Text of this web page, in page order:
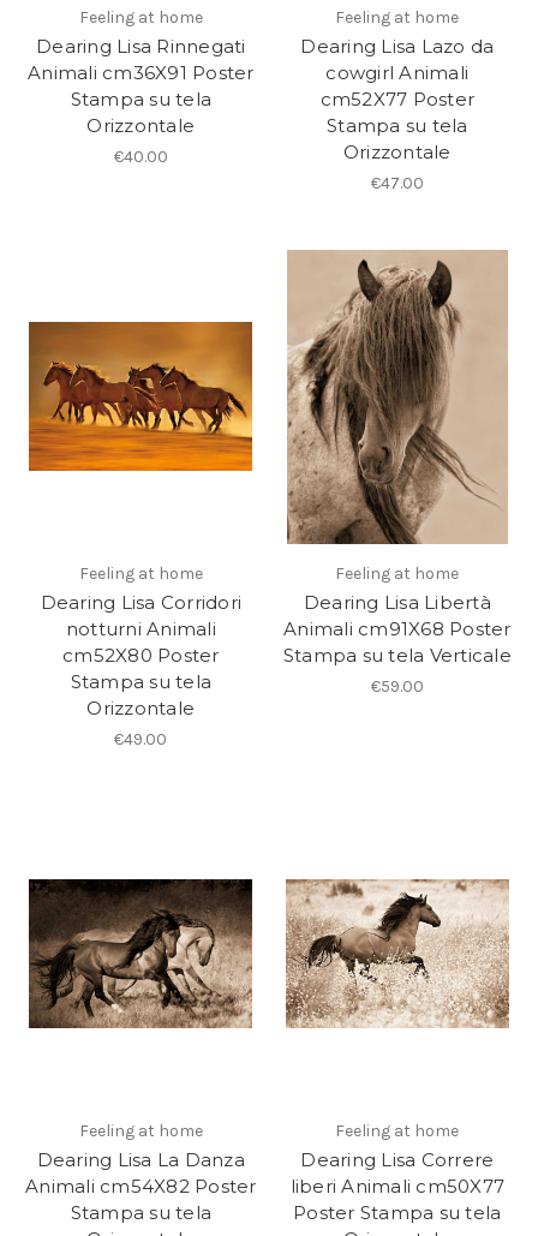
Feeling at home
Dearing Lisa Rinnegati
Animali cm36X91 Poster
Stampa su tela
Orizzontale
€40.00
Feeling at home
Dearing Lisa Lazo da
cowgirl Animali
cm52X77 Poster
Stampa su tela
Orizzontale
€47.00
Feeling at home
Dearing Lisa Corridori
notturni Animali
cm52X80 Poster
Stampa su tela
Orizzontale
€49.00
Feeling at home
Dearing Lisa Libertà
Animali cm91X68 Poster
Stampa su tela Verticale
€59.00
Feeling at home
Dearing Lisa La Danza
Animali cm54X82 Poster
Stampa su tela
Feeling at home
Dearing Lisa Correre
liberi Animali cm50X77
Poster Stampa su tela